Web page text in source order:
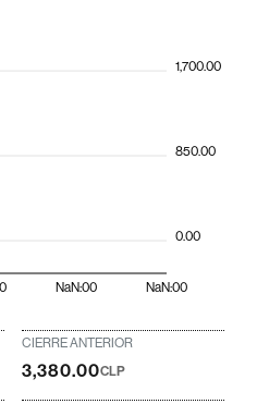
NaN:00 NaN:00
0.00
850.00
1,700.00
CIERRE ANTERIOR
3,380.00CLP